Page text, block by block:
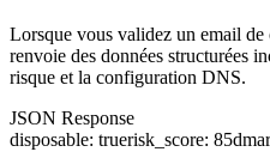
Lorsque vous validez un email
renvoie des données structurées
risque et la configuration DNS.
JSON Response
disposable: truerisk_score: 85